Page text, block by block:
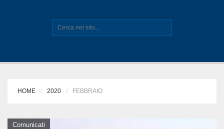
HOME 2020 FEBBRAIO
Comunicati